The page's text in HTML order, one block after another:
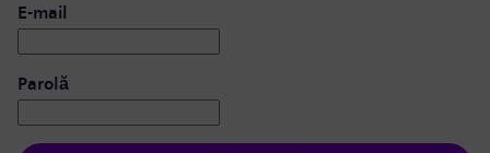
Conectare: utilizator și parolă
E-mail
Parolă